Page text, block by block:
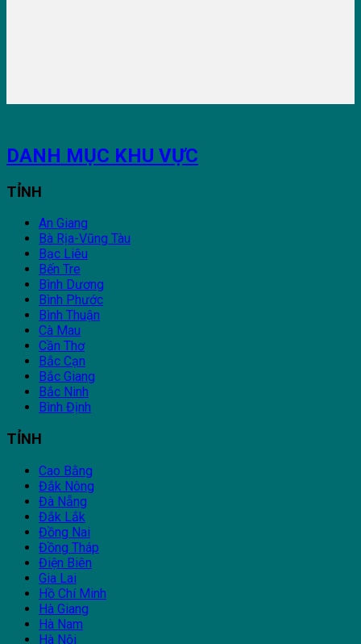
DANH MỤC KHU VỰC
TỈNH
An Giang
Bà Rịa-Vũng Tàu
Bạc Liêu
Bến Tre
Bình Dương
Bình Phước
Bình Thuận
Cà Mau
Cần Thơ
Bắc Cạn
Bắc Giang
Bắc Ninh
Bình Định
TỈNH
Cao Bằng
Đắk Nông
Đà Nẵng
Đắk Lắk
Đồng Nai
Đồng Tháp
Điện Biên
Gia Lai
Hồ Chí Minh
Hà Giang
Hà Nam
Hà Nội